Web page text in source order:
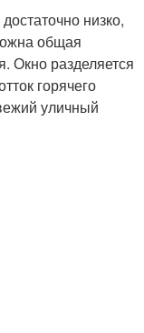
низко,
общая
Окно разделяется
горячего
уличный